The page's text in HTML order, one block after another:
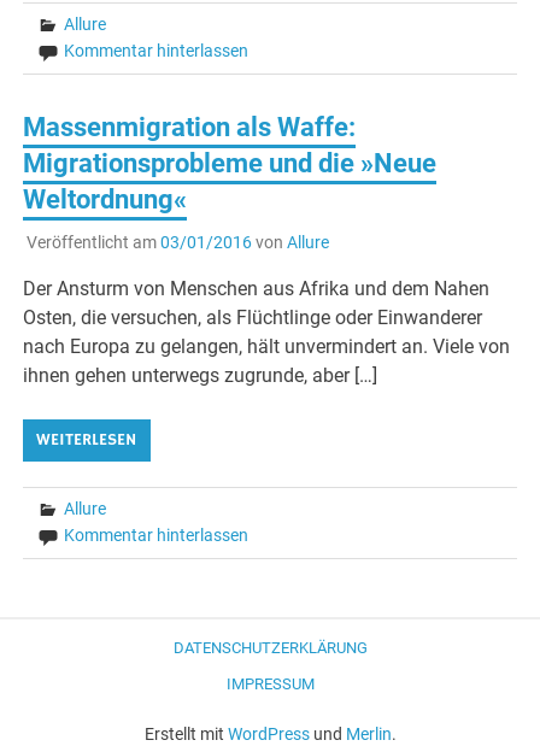
Allure
Kommentar hinterlassen
Massenmigration als Waffe:
Migrationsprobleme und die »Neue
Weltordnung«
Veröffentlicht am03/01/2016von Allure
Der Ansturm von Menschen aus Afrika und dem Nahen
Osten, die versuchen, als Flüchtlinge oder Einwanderer
nach Europa zu gelangen, hält unvermindert an. Viele von
ihnen gehen unterwegs zugrunde, aber […]
WEITERLESEN
Allure
Kommentar hinterlassen
DATENSCHUTZERKLÄRUNG
IMPRESSUM
Erstellt mit WordPressund Merlin.